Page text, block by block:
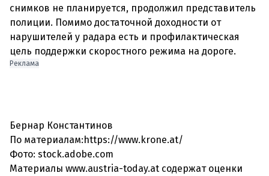
снимков не планируется, продолжил представитель
полиции. Помимо достаточной доходности от
нарушителей у радара есть и профилактическая
Реклама
Бернар Константинов
По материалам:https://www.krone.at/
Фото: stock.adobe.com
Материалы www.austria-today.at содержат оценки